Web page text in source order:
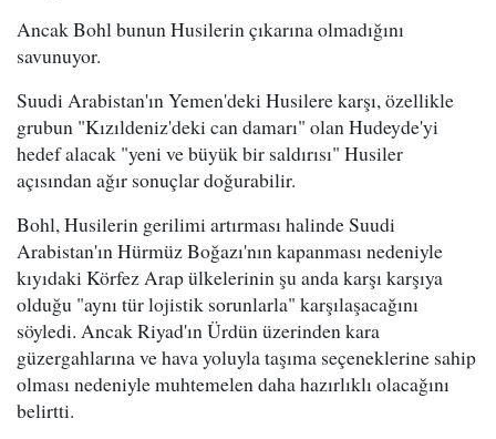
Ancak Bohl bunun Husilerin çıkarına olmadığını
savunuyor.
Suudi Arabistan'ın Yemen'deki Husilere karşı, özellikle
grubun "Kızıldeniz'deki can damarı" olan Hudeyde'yi
hedef alacak "yeni ve büyük bir saldırısı" Husiler
açısından ağır sonuçlar doğurabilir.
Bohl, Husilerin gerilimi artırması halinde Suudi
Arabistan'ın Hürmüz Boğazı'nın kapanması nedeniyle
kıyıdaki Körfez Arap ülkelerinin şu anda karşı karşıya
olduğu "aynı tür lojistik sorunlarla" karşılaşacağını
söyledi. Ancak Riyad'ın Ürdün üzerinden kara
güzergahlarına ve hava yoluyla taşıma seçeneklerine sahip
olması nedeniyle muhtemelen daha hazırlıklı olacağını
belirtti.